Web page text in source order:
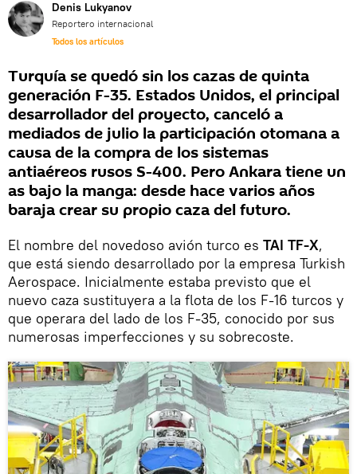
Denis Lukyanov
Reportero internacional
Todos los artículos
Turquía se quedó sin los cazas de quinta
generación F-35. Estados Unidos, el principal
desarrollador del proyecto, canceló a
mediados de julio la participación otomana a
causa de la compra de los sistemas
antiaéreos rusos S-400. Pero Ankara tiene un
as bajo la manga: desde hace varios años
baraja crear su propio caza del futuro.
El nombre del novedoso avión turco es TAI TF-X,
que está siendo desarrollado por la empresa Turkish
Aerospace. Inicialmente estaba previsto que el
nuevo caza sustituyera a la flota de los F-16 turcos y
que operara del lado de los F-35, conocido por sus
numerosas imperfecciones y su sobrecoste.